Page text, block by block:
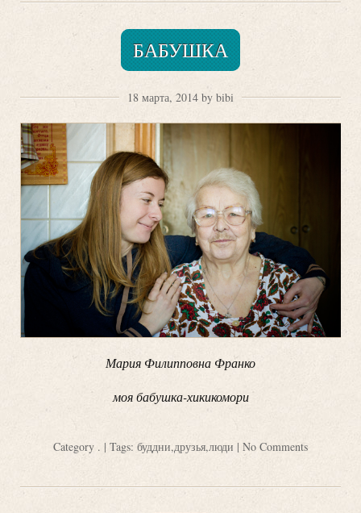
БАБУШКА
18 марта, 2014 by bibi
Мария Филипповна Франко
моя бабушка-хикикомори
Category . | Tags: буддни,друзья,люди | No Comments